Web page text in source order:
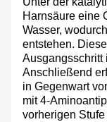
Harnsäure eine
Wasser,
entstehen.
Ausgangsschritt
Anschließend
in Gegenwart
mit 4-
vorherigen